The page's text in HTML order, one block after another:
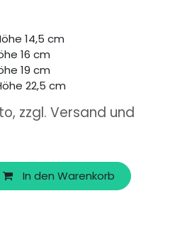
14,5 cm
16 cm
19 cm
22,5 cm
zzgl. Versand und
In den Warenkorb